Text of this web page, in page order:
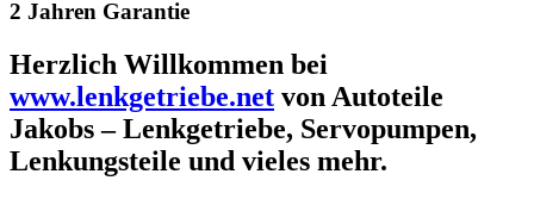
2 Jahren Garantie
Herzlich Willkommen bei
www.lenkgetriebe.net von Autoteile
Jakobs – Lenkgetriebe, Servopumpen,
Lenkungsteile und vieles mehr.